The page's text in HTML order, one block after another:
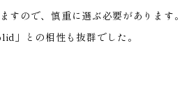
ので、慎重に選ぶ必要があります。
」との相性も抜群でした。